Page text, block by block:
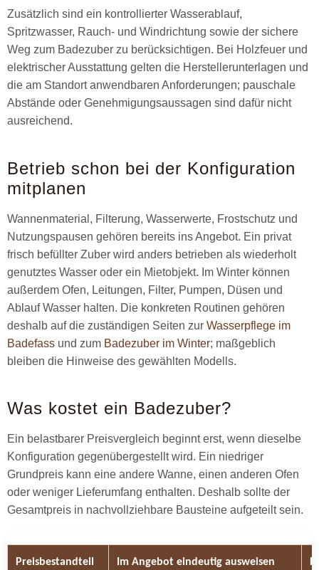
Zusätzlich sind ein kontrollierter Wasserablauf,
Spritzwasser, Rauch- und Windrichtung sowie der sichere
Weg zum Badezuber zu berücksichtigen. Bei Holzfeuer und
elektrischer Ausstattung gelten die Herstellerunterlagen und
die am Standort anwendbaren Anforderungen; pauschale
Abstände oder Genehmigungsaussagen sind dafür nicht
ausreichend.
Betrieb schon bei der Konfiguration
mitplanen
Wannenmaterial, Filterung, Wasserwerte, Frostschutz und
Nutzungspausen gehören bereits ins Angebot. Ein privat
frisch befüllter Zuber wird anders betrieben als wiederholt
genutztes Wasser oder ein Mietobjekt. Im Winter können
außerdem Ofen, Leitungen, Filter, Pumpen, Düsen und
Ablauf Wasser halten. Die konkreten Routinen gehören
deshalb auf die zuständigen Seiten zur Wasserpflege im
Badefass und zum Badezuber im Winter; maßgeblich
bleiben die Hinweise des gewählten Modells.
Was kostet ein Badezuber?
Ein belastbarer Preisvergleich beginnt erst, wenn dieselbe
Konfiguration gegenübergestellt wird. Ein niedriger
Grundpreis kann eine andere Wanne, einen anderen Ofen
oder weniger Lieferumfang enthalten. Deshalb sollte der
Gesamtpreis in nachvollziehbare Bausteine aufgeteilt sein.
Preisbestandteil Im Angebot eindeutig ausweisen